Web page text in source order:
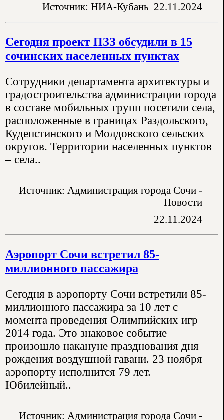
Источник: НИА-Кубань 22.11.2024
Сегодня проект ПЗЗ обсудили в 15
сочинских населенных пунктах
Сотрудники департамента архитектуры и
градостроительства администрации города
в составе мобильных групп посетили села,
расположенные в границах Раздольского,
Кудепстинского и Молдовского сельских
округов. Территории населенных пунктов
– села..
Источник: Администрация города Сочи -
Новости
22.11.2024
Аэропорт Сочи встретил 85-
миллионного пассажира
Сегодня в аэропорту Сочи встретили 85-
миллионного пассажира за 10 лет с
момента проведения Олимпийских игр
2014 года. Это знаковое событие
произошло накануне празднования дня
рождения воздушной гавани. 23 ноября
аэропорту исполнится 79 лет.
Юбилейный..
Источник: Администрация города Сочи -